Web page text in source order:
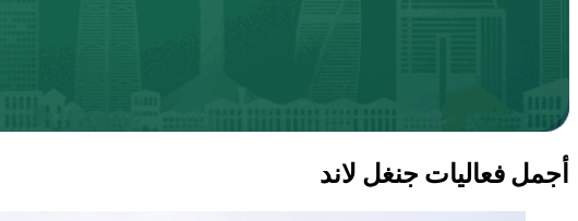
أجمل فعاليات جنغل لاند